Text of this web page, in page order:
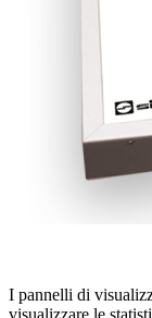
I pannelli di
visualizzare le